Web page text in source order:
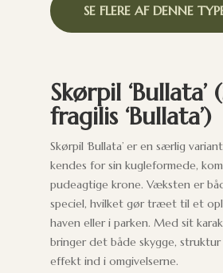
SE FLERE AF DENNE
Skørpil ‘Bullata’
fragilis ‘Bullata’)
Skørpil ‘Bullata’ er en særlig
kendes for sin kugleformede,
pudeagtige krone. Væksten er
speciel, hvilket gør træet til et
haven eller i parken. Med sit
bringer det både skygge,
effekt ind i omgivelserne.